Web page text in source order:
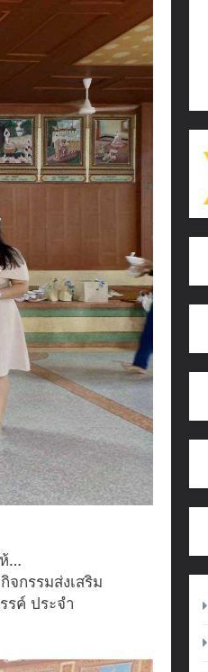
…
กรรมส่งเสริม
ค์ ประจำ